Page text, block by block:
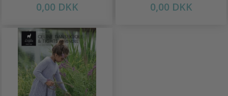
0,00 DKK 0,00 DKK